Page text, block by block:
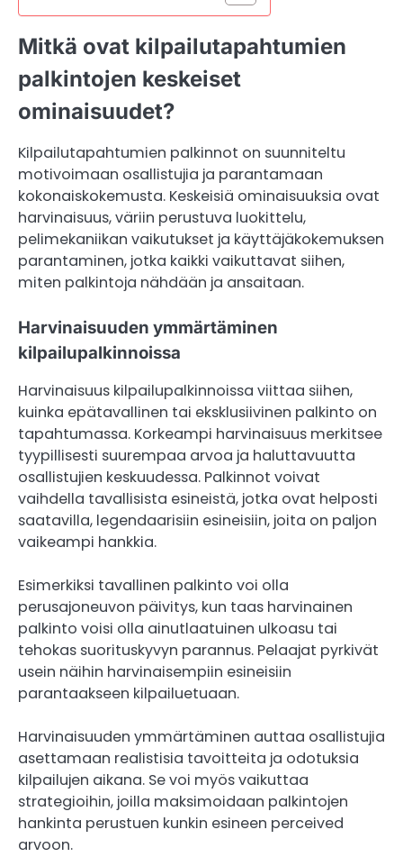
Mitkä ovat kilpailutapahtumien
palkintojen keskeiset
ominaisuudet?
Kilpailutapahtumien palkinnot on suunniteltu
motivoimaan osallistujia ja parantamaan
kokonaiskokemusta. Keskeisiä ominaisuuksia ovat
harvinaisuus, väriin perustuva luokittelu,
pelimekaniikan vaikutukset ja käyttäjäkokemuksen
parantaminen, jotka kaikki vaikuttavat siihen,
miten palkintoja nähdään ja ansaitaan.
Harvinaisuuden ymmärtäminen
kilpailupalkinnoissa
Harvinaisuus kilpailupalkinnoissa viittaa siihen,
kuinka epätavallinen tai eksklusiivinen palkinto on
tapahtumassa. Korkeampi harvinaisuus merkitsee
tyypillisesti suurempaa arvoa ja haluttavuutta
osallistujien keskuudessa. Palkinnot voivat
vaihdella tavallisista esineistä, jotka ovat helposti
saatavilla, legendaarisiin esineisiin, joita on paljon
vaikeampi hankkia.
Esimerkiksi tavallinen palkinto voi olla
perusajoneuvon päivitys, kun taas harvinainen
palkinto voisi olla ainutlaatuinen ulkoasu tai
tehokas suorituskyvyn parannus. Pelaajat pyrkivät
usein näihin harvinaisempiin esineisiin
parantaakseen kilpailuetuaan.
Harvinaisuuden ymmärtäminen auttaa osallistujia
asettamaan realistisia tavoitteita ja odotuksia
kilpailujen aikana. Se voi myös vaikuttaa
strategioihin, joilla maksimoidaan palkintojen
hankinta perustuen kunkin esineen perceived
arvoon.